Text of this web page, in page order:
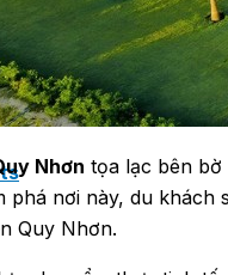
PACKAGE EPSSO
Nhơn tọa lạc bên
phá nơi này, du
Quy Nhơn.